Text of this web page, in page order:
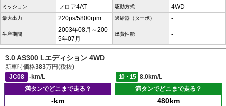
ミッション フロア4AT 駆動方式 4WD
最大出力 220ps/5800rpm 過給器（ターボ） -
生産期間
2003年08月～200
5年07月
燃費性能 -
3.0 AS300 Lエディション 4WD
新車時価格383万円(税抜)
JC08
-km/L 10・15
8.0km/L
満タンでどこまで走る？
-km
満タンでどこまで走る？
480km